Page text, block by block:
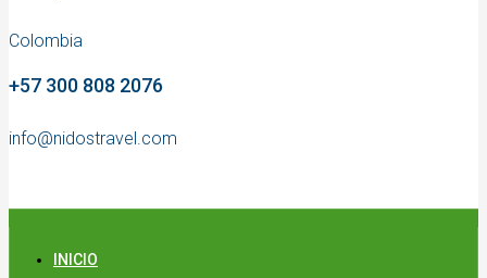
Colombia
+57 300 808 2076
info@nidostravel.com
INICIO